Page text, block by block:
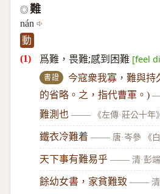
◎ 難
nán
動
爲難，畏難;感到困難 [feel
書證
今寇衆我寡，難與持
的省略。之，指代曹軍。)
難測也 —— 《左傳·莊公十年》
鐵衣冷難着 —— 唐·岑參 《
天下事有難易乎 —— 清·彭
餘幼女書，家貧難致 ——